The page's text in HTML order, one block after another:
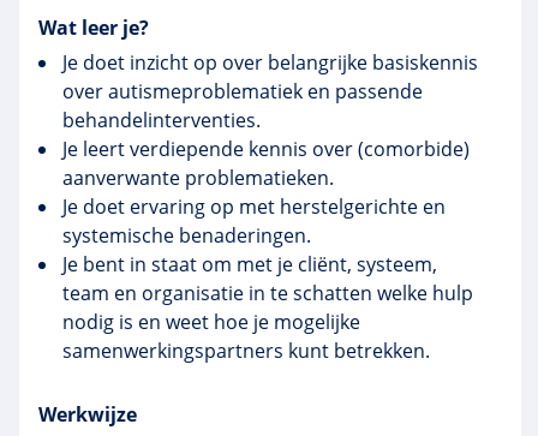
Wat leer je?
Je doet inzicht op over belangrijke basiskennis
over autismeproblematiek en passende
behandelinterventies.
Je leert verdiepende kennis over (comorbide)
aanverwante problematieken.
Je doet ervaring op met herstelgerichte en
systemische benaderingen.
Je bent in staat om met je cliënt, systeem,
team en organisatie in te schatten welke hulp
nodig is en weet hoe je mogelijke
samenwerkingspartners kunt betrekken.
Werkwijze